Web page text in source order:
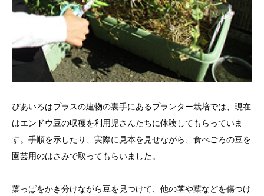
ぴあいろはプラスの建物の裏手にあるプランター栽培では、現在
はエンドウ豆の収穫を利用児さんたちに体験してもらっていま
す。手順を示したり、実際に見本を見せながら、食べごろの豆を
園芸用のはさみで取ってもらいました。
葉っぱをかき分けながら豆を見つけて、他の茎や葉などを傷つけ